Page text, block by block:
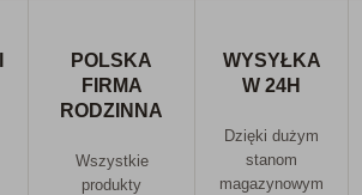
POLSKA
FIRMA
RODZINNA
Wszystkie
produkty
WYSYŁKA
W 24H
Dzięki dużym
stanom
magazynowym